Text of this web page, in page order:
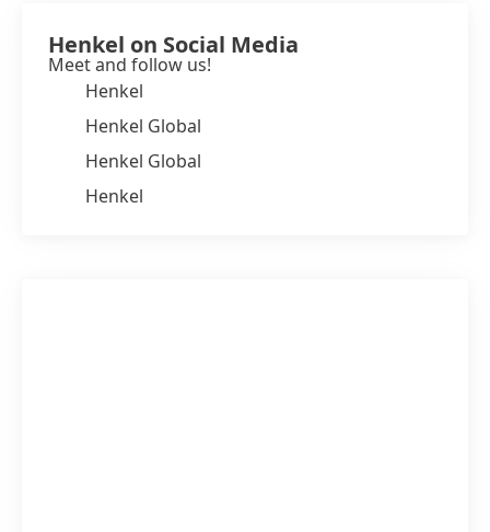
Henkel on Social Media
Meet and follow us!
Henkel
Henkel Global
Henkel Global
Henkel